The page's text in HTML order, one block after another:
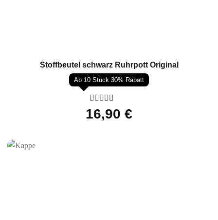
Stoffbeutel schwarz Ruhrpott Original
Ab 10 Stück 30% Rabatt
Bewertet
mit
16,90 €